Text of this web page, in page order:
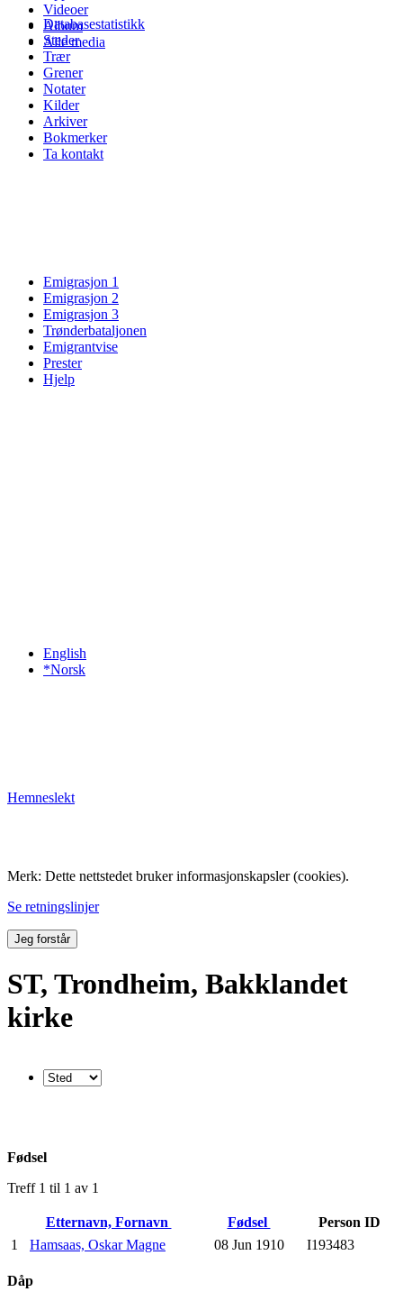
Videoer
Album
Alle media
Databasestatistikk
Steder
Trær
Grener
Notater
Kilder
Arkiver
Bokmerker
Ta kontakt
Emigrasjon 1
Emigrasjon 2
Emigrasjon 3
Trønderbataljonen
Emigrantvise
Prester
Hjelp
English
*Norsk
Hemneslekt
Merk: Dette nettstedet bruker informasjonskapsler (cookies).
Se retningslinjer
Jeg forstår
ST, Trondheim, Bakklandet
kirke
Fødsel
Treff 1 til 1 av 1
Etternavn, Fornavn Fødsel
Person ID
1
Hamsaas, Oskar Magne 08 Jun 1910 I193483
Dåp